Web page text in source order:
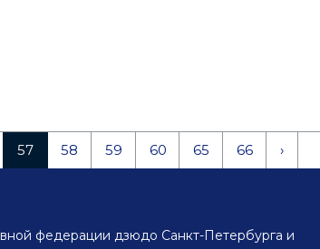
57 58 59 60 65 66 ›
федерации дзюдо Санкт-Петербурга и